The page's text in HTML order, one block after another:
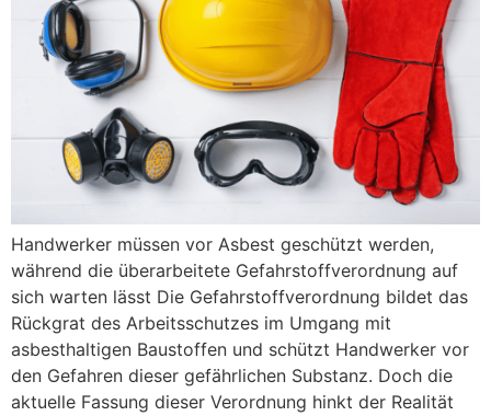
Handwerker müssen vor Asbest geschützt werden,
während die überarbeitete Gefahrstoffverordnung auf
sich warten lässt Die Gefahrstoffverordnung bildet das
Rückgrat des Arbeitsschutzes im Umgang mit
asbesthaltigen Baustoffen und schützt Handwerker vor
den Gefahren dieser gefährlichen Substanz. Doch die
aktuelle Fassung dieser Verordnung hinkt der Realität